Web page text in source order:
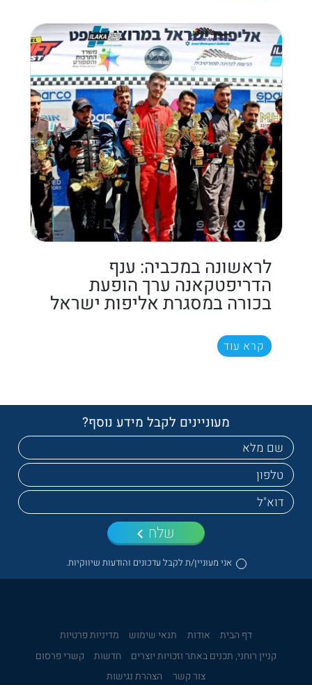
לראשונה במכביה: ענף
הדריפטקאנה ערך הופעת
בכורה במסגרת אליפות ישראל
קרא עוד
מעוניינים לקבל מידע נוסף?
אני מעוניין/ת לקבל עדכונים והודעות שיווקיות.
שלח
דף הבית אודות תנאי שימוש
מדיניות פרטיות
קניין רוחני, תכנים באתר וזכויות יוצרים
חדשות
קשרי פרסום
צור קשר
הצהרת נגישות